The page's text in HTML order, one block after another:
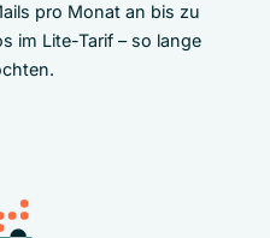
pro Monat an bis zu
im Lite-Tarif – so lange